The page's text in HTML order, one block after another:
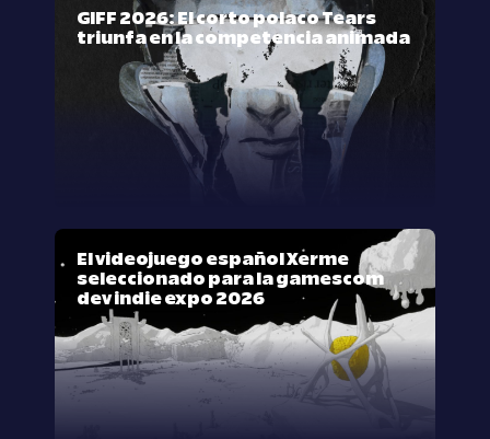
GIFF 2026: El corto polaco Tears
triunfa en la competencia animada
El videojuego español Xerme
seleccionado para la gamescom
dev indie expo 2026